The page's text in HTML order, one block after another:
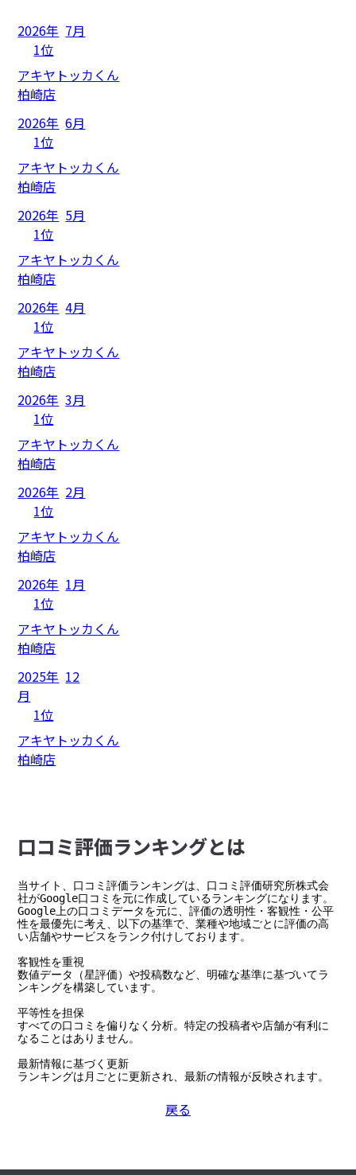
2026年 7月
1位
アキヤトッカくん
柏崎店
2026年 6月
1位
アキヤトッカくん
柏崎店
2026年 5月
1位
アキヤトッカくん
柏崎店
2026年 4月
1位
アキヤトッカくん
柏崎店
2026年 3月
1位
アキヤトッカくん
柏崎店
2026年 2月
1位
アキヤトッカくん
柏崎店
2026年 1月
1位
アキヤトッカくん
柏崎店
2025年 12
月
1位
アキヤトッカくん
柏崎店
⼝コミ評価ランキングとは
当サイト、口コミ評価ランキングは、口コミ評価研究所株式会
社がGoogle口コミを元に作成しているランキングになります。
Google上の口コミデータを元に、評価の透明性・客観性・公平
性を最優先に考え、以下の基準で、業種や地域ごとに評価の高
い店舗やサービスをランク付けしております。
客観性を重視
数値データ（星評価）や投稿数など、明確な基準に基づいてラ
ンキングを構築しています。
平等性を担保
すべての口コミを偏りなく分析。特定の投稿者や店舗が有利に
なることはありません。
最新情報に基づく更新
ランキングは月ごとに更新され、最新の情報が反映されます。
戻る